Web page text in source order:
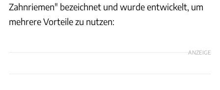
Zahnriemen" bezeichnet und wurde entwickelt, um
mehrere Vorteile zu nutzen:
ANZEIGE